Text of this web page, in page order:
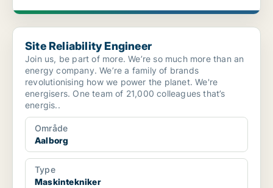
Site Reliability Engineer
Site Reliability Engineer
Join us, be part of more. We’re so much more than an
energy company. We’re a family of brands
revolutionising how we power the planet. We're
energisers. One team of 21,000 colleagues that’s
energis..
Område
Aalborg
Type
Maskintekniker